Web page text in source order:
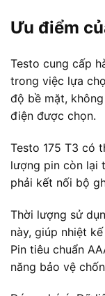
Ưu điểm
Testo cung cấp
trong việc lựa
độ bề mặt,
điện được chọn.
Testo 175 T3 có
lượng pin còn lại
phải kết nối bộ
Thời lượng sử
này, giúp nhiệt
Pin tiêu chuẩn
năng bảo vệ